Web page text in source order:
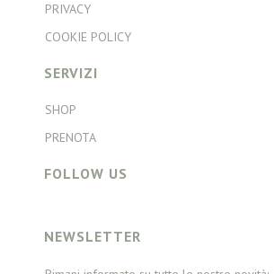
PRIVACY
COOKIE POLICY
SERVIZI
SHOP
PRENOTA
FOLLOW US
NEWSLETTER